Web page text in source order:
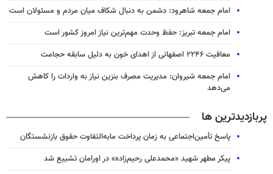
امام جمعه شاهرود: دشمن به دنبال شکاف میان مردم و مسئولان است
امام جمعه تبریز: حفظ وحدت مهم‌ترین نیاز امروز کشور است
معافیت ۲۲۴۶ اصفهانی از اهدای خون به دلیل سابقه حجامت
امام جمعه شیروان: مدیریت مصرف بنزین نیاز به واردات را کاهش
می‌دهد
پربازدیدترین ها
پاسخ تأمین‌اجتماعی به زمان پرداخت مابه‌التفاوت حقوق بازنشستگان
پیکر مطهر شهید «محمدعلی رحیم‌زاده» در اورامان تشییع شد